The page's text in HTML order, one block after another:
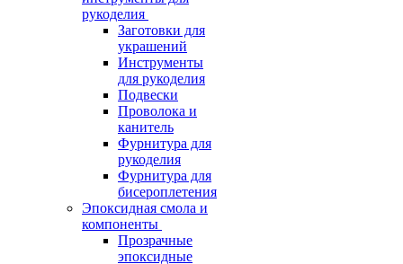
рукоделия
Заготовки для
украшений
Инструменты
для рукоделия
Подвески
Проволока и
канитель
Фурнитура для
рукоделия
Фурнитура для
бисероплетения
Эпоксидная смола и
компоненты
Прозрачные
эпоксидные